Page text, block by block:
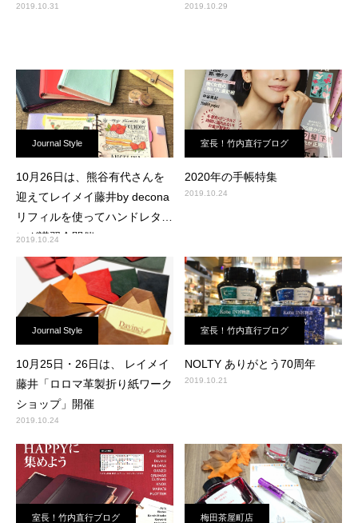
2019.10.31 2019.10.29
Journal Style
10月26日は、熊谷有代さんを
迎えてレイメイ藤井by decona
リフィルを使ってハンドレタリ
ング講習会開催
2019.10.24
室長！竹内直行ブログ
2020年の手帳特集
2019.10.24
Journal Style
10月25日・26日は、 レイメイ
藤井「ロロマ革製折り紙ワーク
ショップ」開催
2019.10.24
室長！竹内直行ブログ
NOLTY ありがとう70周年
2019.10.21
室長！竹内直行ブログ 梅田茶屋町店